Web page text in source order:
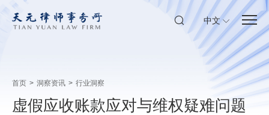
中文
首页 > 洞察资讯 > 行业洞察
虚假应收账款应对与维权疑难问题